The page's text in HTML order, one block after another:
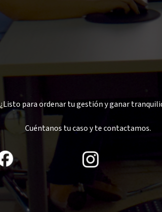
¿Listo para ordenar tu gestión y ganar
Cuéntanos tu caso y te contactamos.